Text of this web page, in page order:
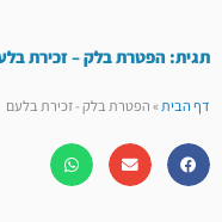
תגית: הפטרת בלק – זכירת
דף הבית»הפטרת בלק - זכירת בלעם